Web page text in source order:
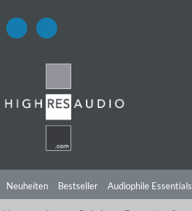
Neuheiten Bestseller Audiophile Essentials